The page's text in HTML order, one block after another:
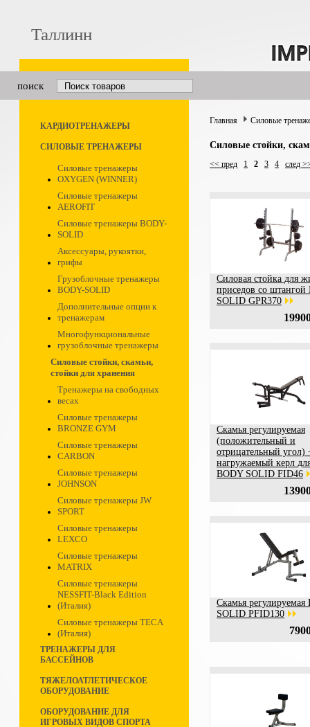
Таллинн
поиск
КАРДИОТРЕНАЖЕРЫ
СИЛОВЫЕ ТРЕНАЖЕРЫ
Силовые тренажеры
OXYGEN (WINNER)
Силовые тренажеры
AEROFIT
Силовые тренажеры BODY-
SOLID
Аксессуары, рукоятки,
грифы
Грузоблочные тренажеры
BODY-SOLID
Дополнительные опции к
тренажерам
Многофункциональные
грузоблочные тренажеры
Силовые стойки, скамьи,
стойки для хранения
Тренажеры на свободных
весах
Силовые тренажеры
BRONZE GYM
Силовые тренажеры
CARBON
Силовые тренажеры
JOHNSON
Силовые тренажеры JW
SPORT
Силовые тренажеры
LEXCO
Силовые тренажеры
MATRIX
Силовые тренажеры
NESSFIT-Black Edition
(Италия)
Силовые тренажеры TECA
(Италия)
ТРЕНАЖЕРЫ ДЛЯ
БАССЕЙНОВ
ТЯЖЕЛОАТЛЕТИЧЕСКОЕ
ОБОРУДОВАНИЕ
ОБОРУДОВАНИЕ ДЛЯ
ИГРОВЫХ ВИДОВ СПОРТА
Главная Силовые
Силовые стойки,
<< пред 1 2 3 4 след
Силовая стойка для
приседов со штангой
SOLID GPR370
Скамья регулируемая
(положительный и
отрицательный угол)
нагружаемый керл
BODY SOLID FID46
Скамья регулируемая
SOLID PFID130